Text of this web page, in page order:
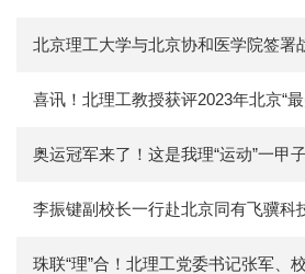
周年首场活动举办
北京理工大学与北京协和医学院签署
协议
喜讯！北理工教授获评2023年北京“
作者”称号
奥运冠军来了！这是我理“运动”一甲子
李振键副校长一行赴北京同有飞骥科
限公司走访调研
珠联“理”合！北理工党委书记张军、